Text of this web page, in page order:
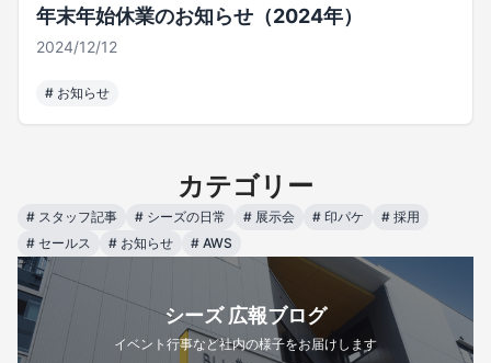
年末年始休業のお知らせ（2024年）
2024/12/12
# お知らせ
カテゴリー
# スタッフ記事 # シーズの日常 # 展示会 # 印パケ # 採用
# セールス # お知らせ # AWS
シーズ 広報ブログ
イベント行事など社内の様子をお届けします